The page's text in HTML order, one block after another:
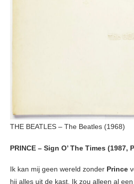
THE BEATLES – The Beatles (1968)
PRINCE – Sign O’ The Times (1987,
Ik kan mij geen wereld zonder Prince
hij alles uit de kast. Ik zou alleen al